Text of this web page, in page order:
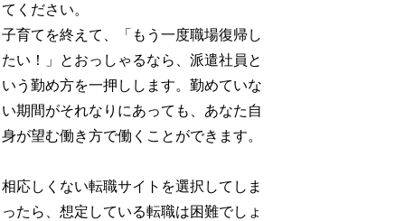
てください。
子育てを終えて、「もう一度職場復帰し
たい！」とおっしゃるなら、派遣社員と
いう勤め方を一押しします。勤めていな
い期間がそれなりにあっても、あなた自
身が望む働き方で働くことができます。
相応しくない転職サイトを選択してしま
ったら、想定している転職は困難でしょ